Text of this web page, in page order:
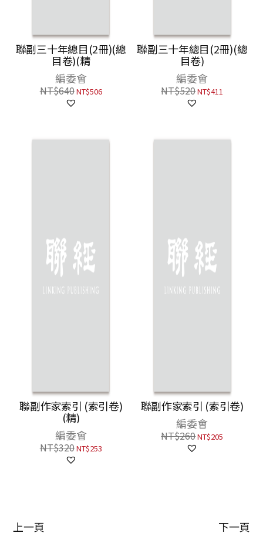
聯副三十年總目(2冊)(總
目卷)(精
編委會
NT$640NT$506
聯副三十年總目(2冊)(總
目卷)
編委會
NT$520NT$411
聯副作家索引 (索引卷)
(精)
編委會
NT$320NT$253
聯副作家索引 (索引卷)
編委會
NT$260NT$205
上一頁 下一頁